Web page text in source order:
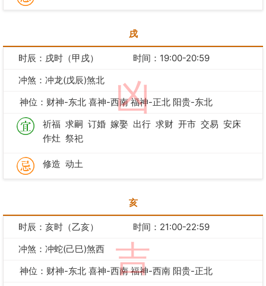
戌
凶
时辰：戌时（甲戌）
时间：19:00-20:59
冲煞：冲龙(戊辰)煞北
神位：财神-东北 喜神-西南 福神-正北 阳贵-东北
祈福 求嗣 订婚 嫁娶 出行 求财 开市 交易 安床
作灶 祭祀
修造 动土
亥
吉
时辰：亥时（乙亥）
时间：21:00-22:59
冲煞：冲蛇(己巳)煞西
神位：财神-东北 喜神-西南 福神-西南 阳贵-正北